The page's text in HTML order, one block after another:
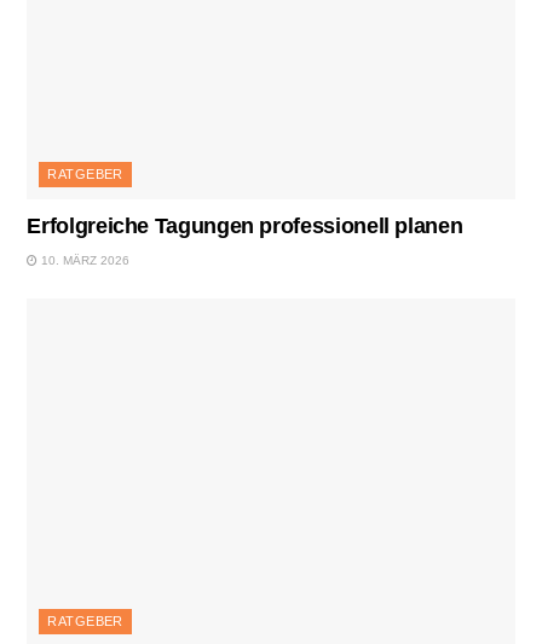
RATGEBER
Erfolgreiche Tagungen professionell planen
10. MÄRZ 2026
RATGEBER